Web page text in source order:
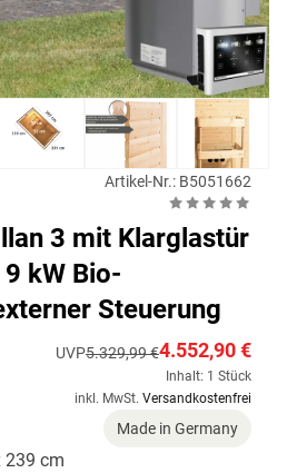
Artikel-Nr.: B5051662
3 mit Klarglastür
kW Bio-
Steuerung
UVP5.329,99 €4.552,90 €
Inhalt: 1 Stück
inkl. MwSt. Versandkostenfrei
Made in Germany
239 cm